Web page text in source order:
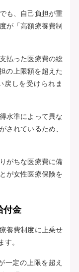
も、自己負担が重
が「高額療養費制
払った医療費の総
の上限額を超えた
戻しを受けられま
水準によって異な
されているため、
がちな医療費に備
が女性医療保険を
付金
養費制度に上乗せ
。
一定の上限を超え